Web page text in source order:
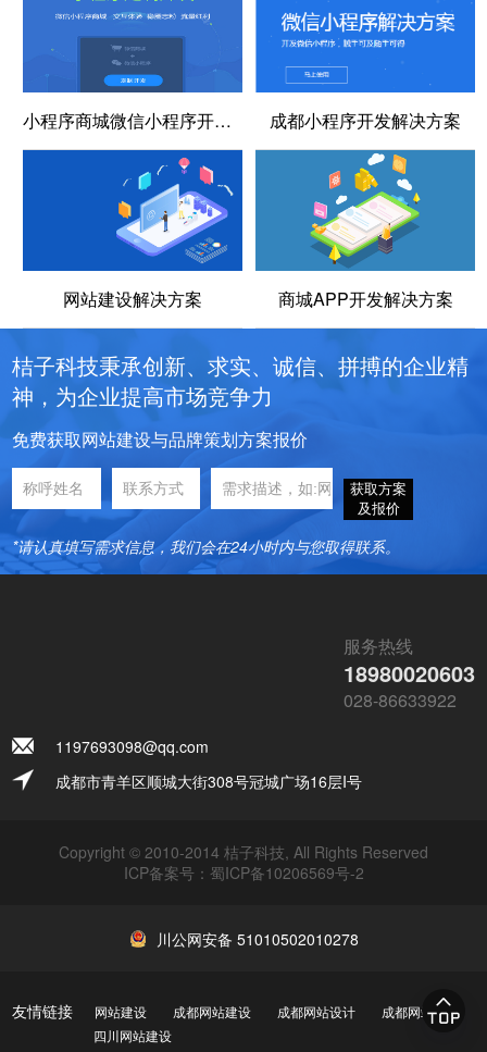
小程序商城微信小程序开发方案 成都小程序开发解决方案
网站建设解决方案 商城APP开发解决方案
桔子科技秉承创新、求实、诚信、拼搏的企业精
神，为企业提高市场竞争力
免费获取网站建设与品牌策划方案报价
获取方案
及报价
*请认真填写需求信息，我们会在24小时内与您取得联系。
服务热线
18980020603
028-86633922
1197693098@qq.com
成都市青羊区顺城大街308号冠城广场16层I号
Copyright © 2010-2014 桔子科技, All Rights Reserved
ICP备案号： 蜀ICP备10206569号-2
川公网安备 51010502010278
友情链接 网站建设 成都网站建设 成都网站设计
成都网站制作
四川网站建设